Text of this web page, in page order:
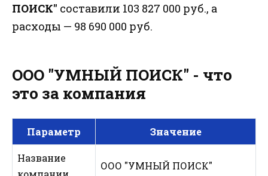
ПОИСК" составили 103 827 000 руб., а
расходы — 98 690 000 руб.
ООО "УМНЫЙ ПОИСК" - что
это за компания
Параметр Значение
Название
ООО "УМНЫЙ ПОИСК"